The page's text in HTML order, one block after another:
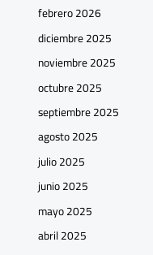
febrero 2026
diciembre 2025
noviembre 2025
octubre 2025
septiembre 2025
agosto 2025
julio 2025
junio 2025
mayo 2025
abril 2025